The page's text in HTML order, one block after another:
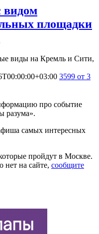
видом
площадки
виды на Кремль и Сити,
3599 от 3
про событие
разума».
самых интересных
пройдут в Москве.
нет на сайте, сообщите